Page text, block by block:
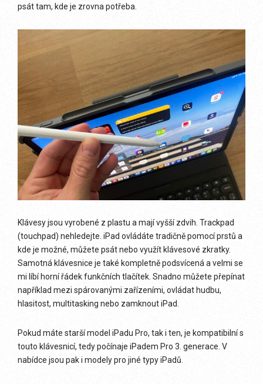
psát tam, kde je zrovna potřeba.
Klávesy jsou vyrobené z plastu a mají vyšší zdvih. Trackpad
(touchpad) nehledejte. iPad ovládáte tradičně pomocí prstů a
kde je možné, můžete psát nebo využít klávesové zkratky.
Samotná klávesnice je také kompletně podsvícená a velmi se
mi líbí horní řádek funkčních tlačítek. Snadno můžete přepínat
například mezi spárovanými zařízeními, ovládat hudbu,
hlasitost, multitasking nebo zamknout iPad.
Pokud máte starší model iPadu Pro, tak i ten, je kompatibilní s
touto klávesnicí, tedy počínaje iPadem Pro 3. generace. V
nabídce jsou pak i modely pro jiné typy iPadů.